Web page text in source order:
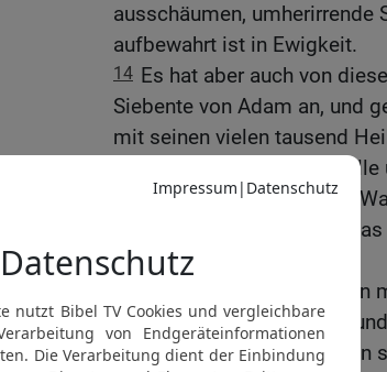
ausschäumen, umherirrende
aufbewahrt ist in Ewigkeit.
14 Es hat aber auch von
Siebente von Adam an, und
mit seinen vielen tausend
Gericht zu halten über
alle Werke ihres gottlosen
gewesen sind, und für all
gegen ihn geredet haben.
Diese murren und
ihren Begierden, und ihr
Nutzens willen schmeicheln